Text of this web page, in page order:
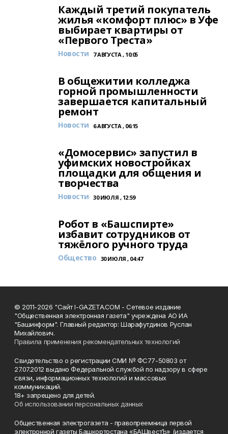
Каждый третий покупатель
жилья «комфорт плюс» в Уфе
выбирает квартиры от
«Первого Треста»
Новости 7 АВГУСТА , 10:05
В общежитии колледжа
горной промышленности
завершается капитальный
ремонт
Новости 6 АВГУСТА , 06:15
«Домосервис» запустил в
уфимских новостройках
площадки для общения и
творчества
Новости 30 ИЮЛЯ , 12:59
Робот в «Башспирте»
избавит сотрудников от
тяжёлого ручного труда
Общество 30 ИЮЛЯ , 04:47
© 2011-2026 "Сайт I-GAZETA.COM - Сетевое издание
"Общественная электронная газета" учреждена АО ИА
"Башинформ". Главный редактор: Шарафутдинов Руслан
Михайлович.
Правила применения рекомендательных технологий
Свидетельство о регистрации СМИ № ФС77-50803 от
27.07.2012 выдано Федеральной службой по надзору в сфере
связи, информационных технологий и массовых
коммуникаций.
18+ запрещено для детей.
Об использовании персональных данных
Общественная электрогазета - правопреемница первой
электронной газеты Башкортостана «БАШвестЪ» (издается